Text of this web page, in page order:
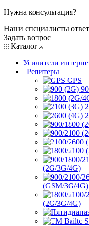
Нужна консультация?
Наши специалисты
Задать вопрос
Каталог
Усилители
Репитеры
GPS
(2G/3G/4G)
(GSM/3G/4G)
(2G/3G/4G)